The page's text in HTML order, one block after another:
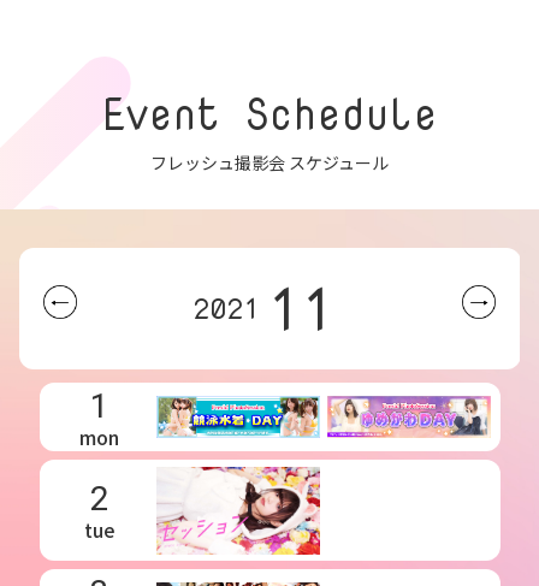
Event Schedule
フレッシュ撮影会 スケジュール
2021 11
1
mon
2
tue